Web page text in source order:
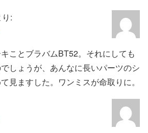
り:
ことブラバムBT52。それにしても
しょうが、あんなに長いパーツのシ
見ますした。ワンミスが命取りに。